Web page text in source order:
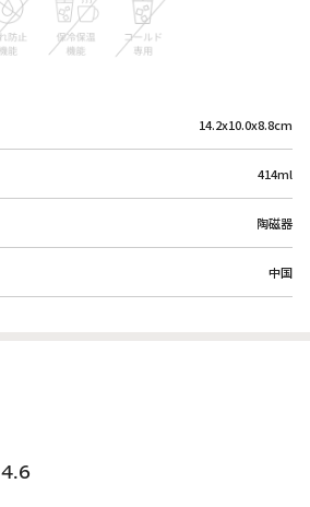
14.2x10.0x8.8cm
414ml
陶磁器
中国
4.6